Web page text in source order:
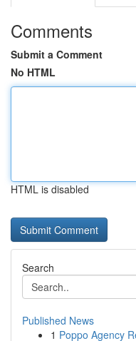
Comments
Submit a Comment
No HTML
HTML is disabled
Search
Published News
1 Poppo Agency